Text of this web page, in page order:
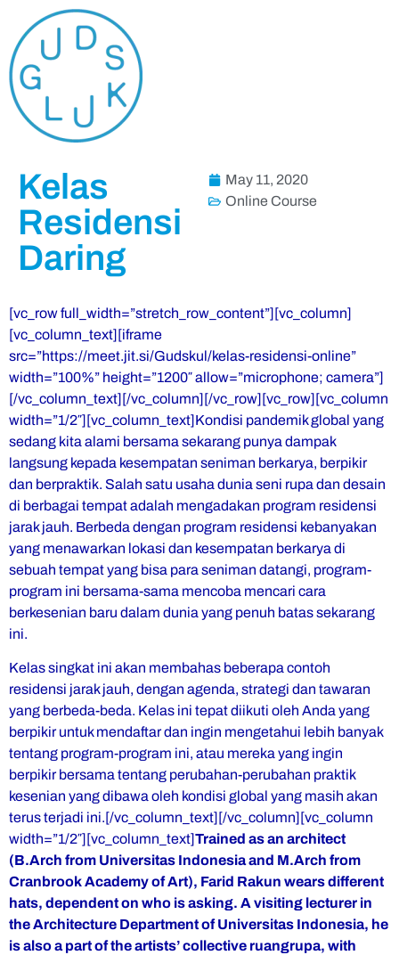
Kelas
Residensi
Daring
May 11, 2020
Online Course
[vc_row full_width=”stretch_row_content”][vc_column]
[vc_column_text][iframe
src=”https://meet.jit.si/Gudskul/kelas-residensi-online”
width=”100%” height=”1200″ allow=”microphone; camera”]
[/vc_column_text][/vc_column][/vc_row][vc_row][vc_column
width=”1/2″][vc_column_text]Kondisi pandemik global yang
sedang kita alami bersama sekarang punya dampak
langsung kepada kesempatan seniman berkarya, berpikir
dan berpraktik. Salah satu usaha dunia seni rupa dan desain
di berbagai tempat adalah mengadakan program residensi
jarak jauh. Berbeda dengan program residensi kebanyakan
yang menawarkan lokasi dan kesempatan berkarya di
sebuah tempat yang bisa para seniman datangi, program-
program ini bersama-sama mencoba mencari cara
berkesenian baru dalam dunia yang penuh batas sekarang
ini.
Kelas singkat ini akan membahas beberapa contoh
residensi jarak jauh, dengan agenda, strategi dan tawaran
yang berbeda-beda. Kelas ini tepat diikuti oleh Anda yang
berpikir untuk mendaftar dan ingin mengetahui lebih banyak
tentang program-program ini, atau mereka yang ingin
berpikir bersama tentang perubahan-perubahan praktik
kesenian yang dibawa oleh kondisi global yang masih akan
terus terjadi ini.[/vc_column_text][/vc_column][vc_column
width=”1/2″][vc_column_text]Trained as an architect
(B.Arch from Universitas Indonesia and M.Arch from
Cranbrook Academy of Art), Farid Rakun wears different
hats, dependent on who is asking. A visiting lecturer in
the Architecture Department of Universitas Indonesia, he
is also a part of the artists’ collective ruangrupa, with